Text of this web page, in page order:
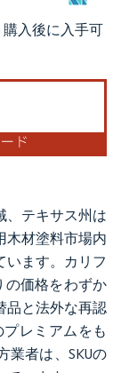
が必要です。
入後に入手可
、テキサス州は
木材塗料市場内
います。カリフ
の価格をわずか
品と法外な再認
レミアムをも
業者は、SKUの